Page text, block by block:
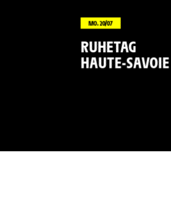
MO. 20/07
RUHETAG
HAUTE-SAVOIE